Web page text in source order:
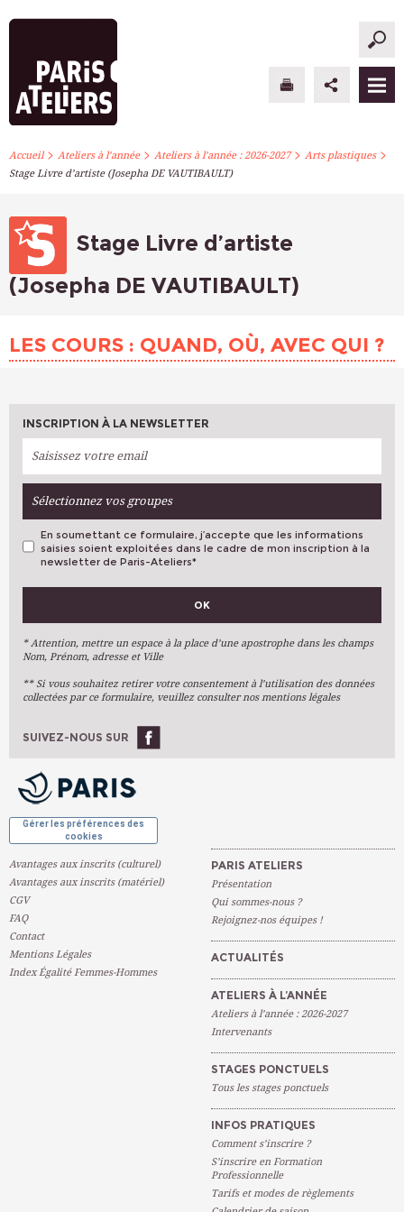
PARIS ATELIERS
ATELIERS À L’ANNÉE
STAGES PONCTUELS
S’INSCRIRE
Accueil> Ateliers à l’année> Ateliers à l’année : 2026-2027> Arts plastiques>
Stage Livre d’artiste (Josepha DE VAUTIBAULT)
Stage Livre d’artiste
(Josepha DE VAUTIBAULT)
LES COURS : QUAND, OÙ, AVEC QUI ?
INSCRIPTION À LA NEWSLETTER
Sélectionnez vos groupes
VOS PRÉFÉRENCES
Arts Plastiques
Arts Du Texte
Arts Numériques
Ateliers À L'année
En soumettant ce formulaire, j’accepte que les informations
saisies soient exploitées dans le cadre de mon inscription à la
newsletter de Paris-Ateliers*
OK
* Attention, mettre un espace à la place d’une apostrophe dans les champs
Nom, Prénom, adresse et Ville
** Si vous souhaitez retirer votre consentement à l’utilisation des données
collectées par ce formulaire, veuillez consulter nos mentions légales
SUIVEZ-NOUS SUR
Gérer les préférences des
cookies
Avantages aux inscrits (culturel)
Avantages aux inscrits (matériel)
CGV
FAQ
Contact
Mentions Légales
Index Égalité Femmes-Hommes
PARIS ATELIERS
Présentation
Qui sommes-nous ?
Rejoignez-nos équipes !
ACTUALITÉS
ATELIERS À L’ANNÉE
Ateliers à l’année : 2026-2027
Intervenants
STAGES PONCTUELS
Tous les stages ponctuels
INFOS PRATIQUES
Comment s’inscrire ?
S’inscrire en Formation
Professionnelle
Tarifs et modes de règlements